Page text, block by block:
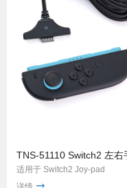
TNS-51110 Switch2 左右
适用于 Switch2 Joy-pad